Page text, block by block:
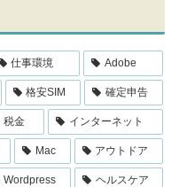
仕事環境 Adobe
格安SIM 確定申告
税金 インターネット
Mac アウトドア
Wordpress ヘルスケア